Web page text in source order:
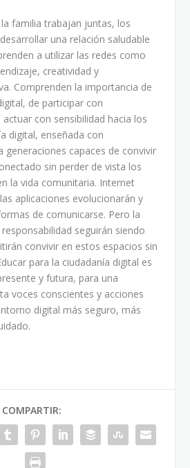
familia trabajan juntas, los
una relación saludable
a utilizar las redes como
creatividad y
Comprenden la importancia de
de participar con
con sensibilidad hacia los
digital, enseñada con
generaciones capaces de convivir
sin perder de vista los
la vida comunitaria. Internet
aplicaciones evolucionarán y
de comunicarse. Pero la
seguirán siendo
convivir en estos espacios sin
para la ciudadanía digital es
y futura, para una
voces conscientes y acciones
digital más seguro, más
COMPARTIR: